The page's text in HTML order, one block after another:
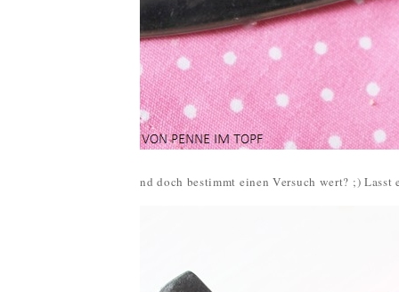
nd doch bestimmt einen Versuch wert? ;) Lasst